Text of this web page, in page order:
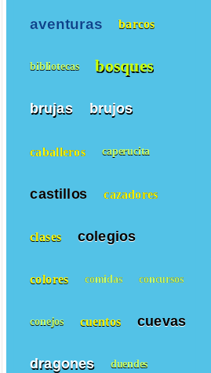
aventuras barcos
bibliotecas bosques
brujas brujos
caballeros caperucita
castillos cazadores
clases colegios
colores comidas concursos
conejos cuentos cuevas
dragones duendes